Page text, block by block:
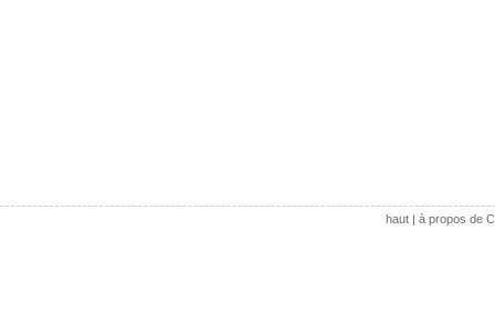
haut| à propos de